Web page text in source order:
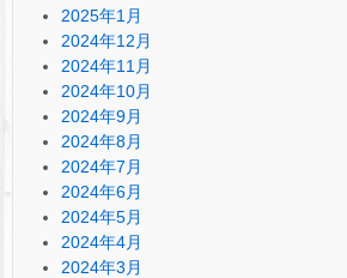
2025年1月
2024年12月
2024年11月
2024年10月
2024年9月
2024年8月
2024年7月
2024年6月
2024年5月
2024年4月
2024年3月